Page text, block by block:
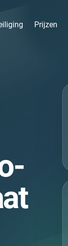
Prijzen